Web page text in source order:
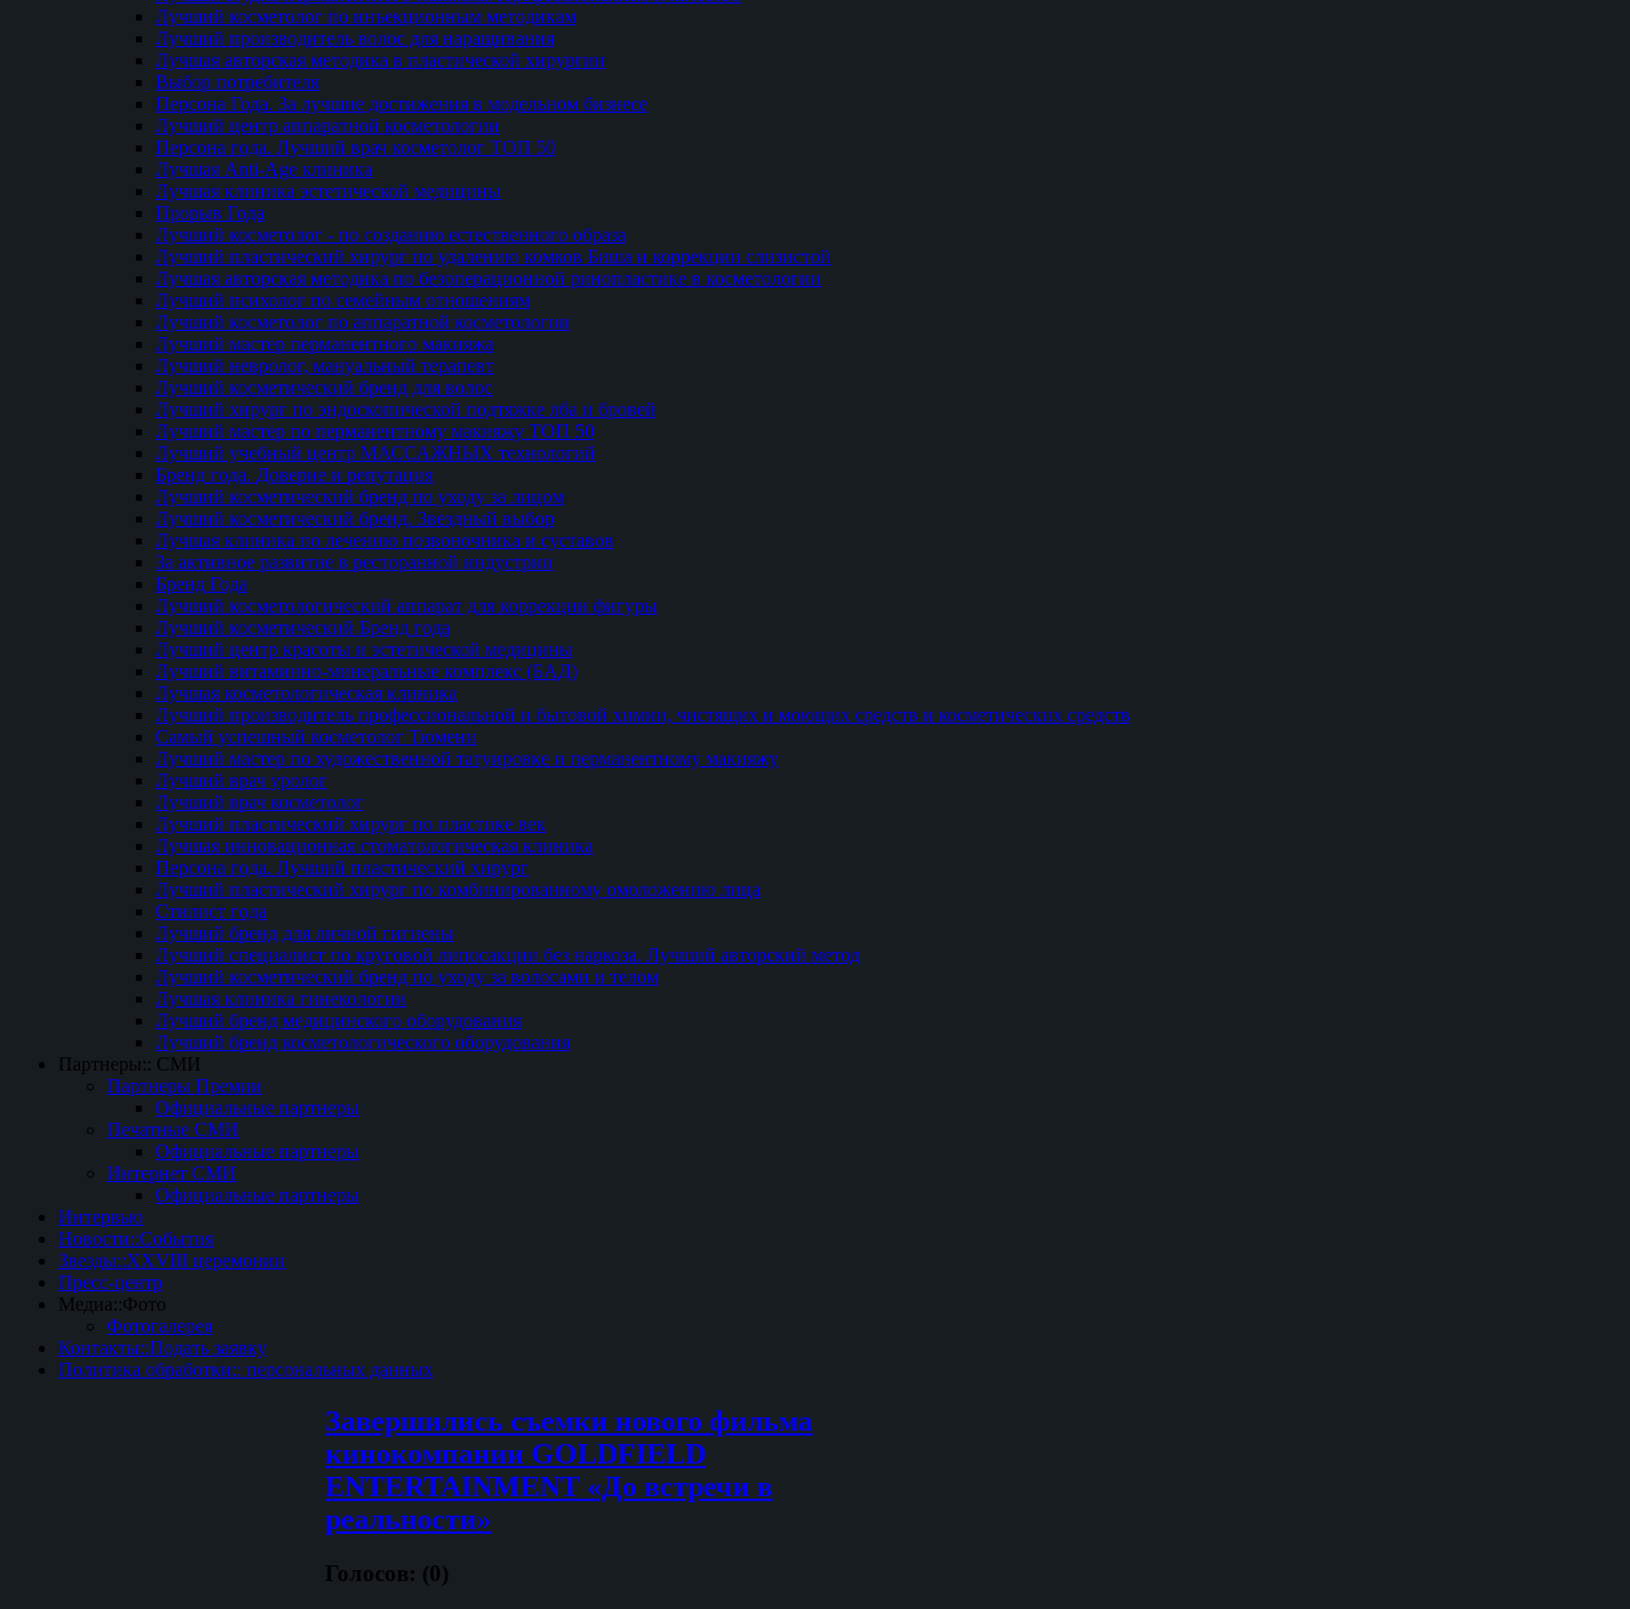
Лучший косметолог по инъекционным методикам
Лучший производитель волос для наращивания
Лучшая авторская методика в пластической хирургии
Выбор потребителя
Персона Года. За лучшие достижения в модельном бизнесе
Лучший центр аппаратной косметологии
Персона года. Лучший врач косметолог ТОП 50
Лучшая Anti-Age клиника
Лучшая клиника эстетической медицины
Прорыв Года
Лучший косметолог - по созданию естественного образа
Лучший пластический хирург по удалению комков Биша и коррекции слизистой
Лучшая авторская методика по безоперационной ринопластике в косметологии
Лучший психолог по семейным отношениям
Лучший косметолог по аппаратной косметологии
Лучший мастер перманентного макияжа
Лучший невролог, мануальный терапевт
Лучший косметический бренд для волос
Лучший хирург по эндоскопической подтяжке лба и бровей
Лучший мастер по перманентному макияжу ТОП 50
Лучший учебный центр МАССАЖНЫХ технологий
Бренд года. Доверие и репутация
Лучший косметический бренд по уходу за лицом
Лучший косметический бренд. Звездный выбор
Лучшая клиника по лечению позвоночника и суставов
За активное развитие в ресторанной индустрии
Бренд Года
Лучший косметологический аппарат для коррекции фигуры
Лучший косметический Бренд года
Лучший центр красоты и эстетической медицины
Лучший витаминно-минеральные комплекс (БАД)
Лучшая косметологическая клиника
Лучший производитель профессиональной и бытовой химии, чистящих и моющих средств и косметических средств
Самый успешный косметолог Тюмени
Лучший мастер по художественной татуировке и перманентному макияжу
Лучший врач уролог
Лучший врач косметолог
Лучший пластический хирург по пластике век
Лучшая инновационная стоматологическая клиника
Персона года. Лучший пластический хирург
Лучший пластический хирург по комбинированному омоложению лица
Стилист года
Лучший бренд для личной гигиены
Лучший специалист по круговой липосакции без наркоза. Лучший авторский метод
Лучший косметический бренд по уходу за волосами и телом
Лучшая клиника гинекологии
Лучший бренд медицинского оборудования
Лучший бренд косметологического оборудования
Партнеры:: СМИ
Партнеры Премии
Официальные партнеры
Печатные СМИ
Официальные партнеры
Интернет СМИ
Официальные партнеры
Интервью
Новости::События
Звезды::XXVIII церемонии
Пресс-центр
Медиа::Фото
Фотогалерея
Контакты::Подать заявку
Политика обработки:: персональных данных
Завершились съемки нового фильма
кинокомпании GOLDFIELD
ENTERTAINMENT «До встречи в
реальности»
Голосов: (0)